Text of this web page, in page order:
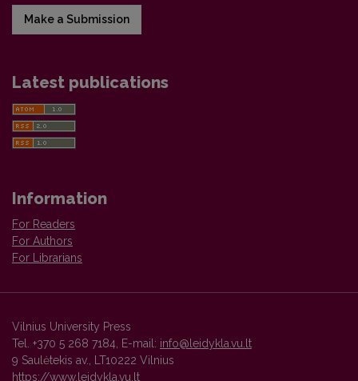
Make a Submission
Latest publications
Information
For Readers
For Authors
For Librarians
Vilnius University Press
Tel. +370 5 268 7184, E-mail: info@leidykla.vu.lt
9 Saulėtekis av., LT10222 Vilnius
https://www.leidykla.vu.lt